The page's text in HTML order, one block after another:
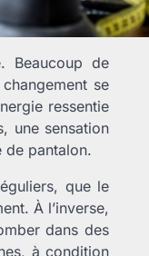
Beaucoup de
se
ressentie
une sensation
de pantalon.
que le
À l’inverse,
dans des
à condition